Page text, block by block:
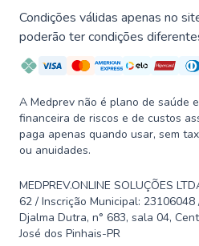
Condições válidas apenas no
poderão ter condições
A Medprev não é plano de saúde
financeira de riscos e de custos
paga apenas quando usar, sem
ou anuidades.
MEDPREV.ONLINE SOLUÇÕES
62 / Inscrição Municipal:
Djalma Dutra, n° 683, sala 04,
José dos Pinhais-PR